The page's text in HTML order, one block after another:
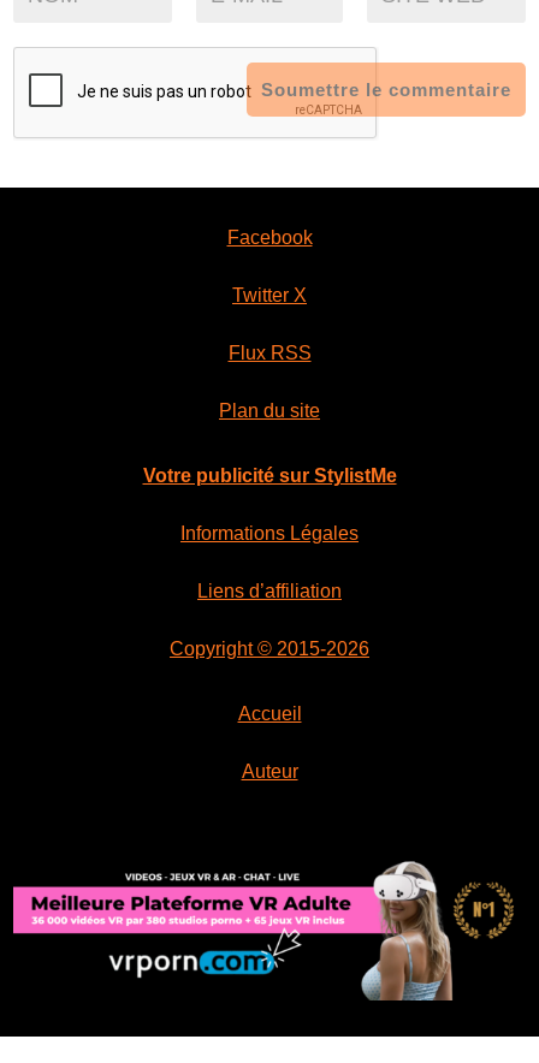
Soumettre le commentaire
Facebook
Twitter X
Flux RSS
Plan du site
Votre publicité sur StylistMe
Informations Légales
Liens d’affiliation
Copyright © 2015-2026
Accueil
Auteur